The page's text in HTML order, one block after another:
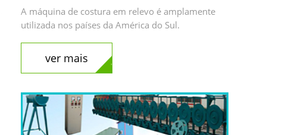
A máquina de costura em relevo é amplamente
utilizada nos países da América do Sul.
ver mais